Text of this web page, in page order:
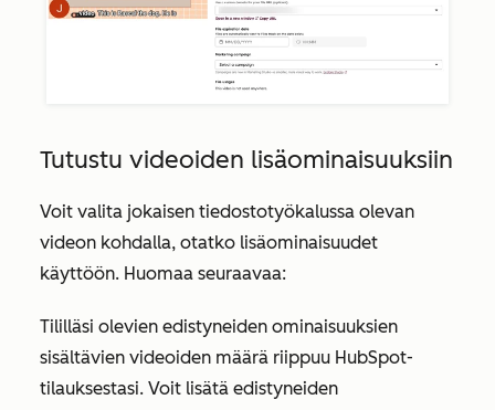
Tutustu videoiden lisäominaisuuksiin
Voit valita jokaisen tiedostotyökalussa olevan
videon kohdalla, otatko lisäominaisuudet
käyttöön. Huomaa seuraavaa:
Tililläsi olevien edistyneiden ominaisuuksien
sisältävien videoiden määrä riippuu HubSpot-
tilauksestasi. Voit lisätä edistyneiden